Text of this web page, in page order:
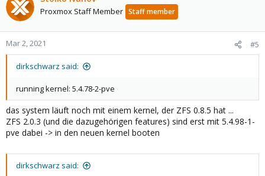
Proxmox Staff Member Staff member
Mar 2, 2021 #5
dirkschwarz said:
running kernel: 5.4.78-2-pve
das system läuft noch mit einem kernel, der ZFS 0.8.5 hat ...
ZFS 2.0.3 (und die dazugehörigen features) sind erst mit 5.4.98-1-
pve dabei -> in den neuen kernel booten
dirkschwarz said: